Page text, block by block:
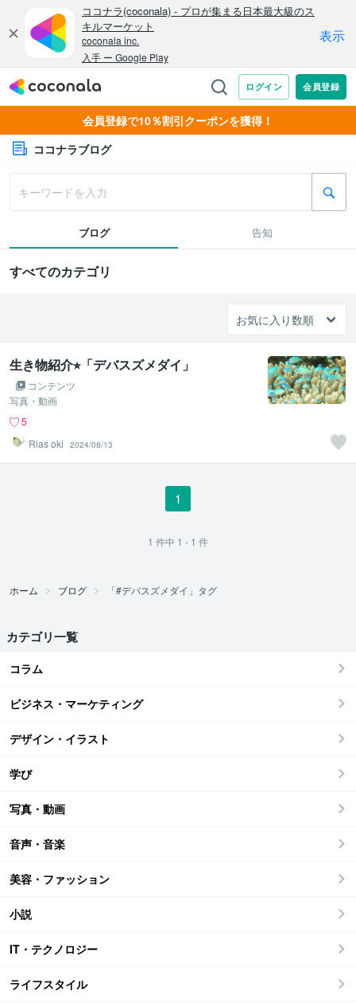
会員登録で10％割引クーポンを獲得！
ココナラブログ
ブログ 告知
すべてのカテゴリ
生き物紹介⭐︎「デバスズメダイ」
コンテンツ
写真・動画
5
Rias oki
2024/08/13
1
1 件中 1 - 1 件
ホーム ブログ 「#デバスズメダイ」タグ
カテゴリ一覧
コラム
ビジネス・マーケティング
デザイン・イラスト
学び
写真・動画
音声・音楽
美容・ファッション
小説
IT・テクノロジー
ライフスタイル